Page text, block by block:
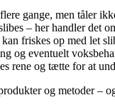
gange, men tåler
– her handler det
friskes op med let
og eventuelt
rene og tætte for at
og metoder –